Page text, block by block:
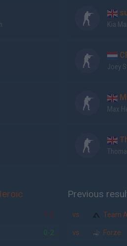
Kia
Joey
Max
1-2
0-2
Previous
vs. Team
vs. Forze